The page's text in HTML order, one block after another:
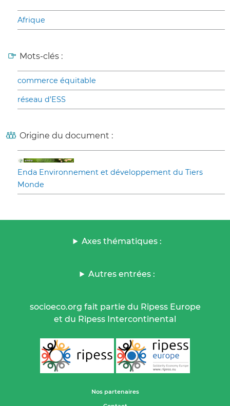
Afrique
Mots-clés :
commerce équitable
réseau d’ESS
Origine du document :
Enda Environnement et développement du Tiers
Monde
Axes thématiques :
Autres entrées :
socioeco.org fait partie du Ripess Europe
et du Ripess Intercontinental
Nos partenaires